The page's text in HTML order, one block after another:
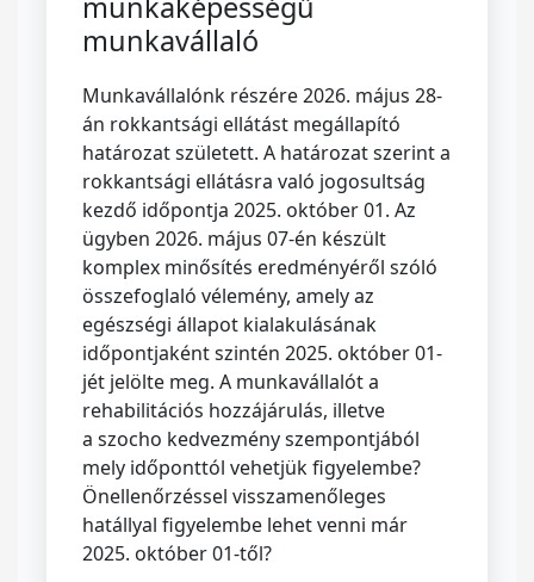
munkavállaló
Munkavállalónk részére 2026. május 28-
án rokkantsági ellátást megállapító
határozat született. A határozat szerint a
rokkantsági ellátásra való jogosultság
kezdő időpontja 2025. október 01. Az
ügyben 2026. május 07-én készült
komplex minősítés eredményéről szóló
összefoglaló vélemény, amely az
egészségi állapot kialakulásának
időpontjaként szintén 2025. október 01-
jét jelölte meg. A munkavállalót a
rehabilitációs hozzájárulás, illetve
a szocho kedvezmény szempontjából
mely időponttól vehetjük figyelembe?
Önellenőrzéssel visszamenőleges
hatállyal figyelembe lehet venni már
2025. október 01-től?